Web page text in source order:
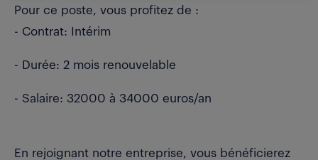
Pour ce poste, vous profitez de :
- Contrat: Intérim
- Durée: 2 mois renouvelable
- Salaire: 32000 à 34000 euros/an
En rejoignant notre entreprise, vous bénéficierez